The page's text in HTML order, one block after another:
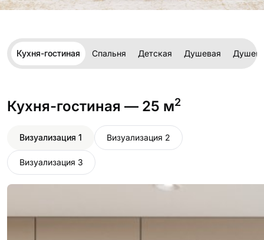
Кухня-гостиная Спальня Детская Душевая
Кухня-гостиная — 25 м2
Визуализация 1 Визуализация 2
Визуализация 3